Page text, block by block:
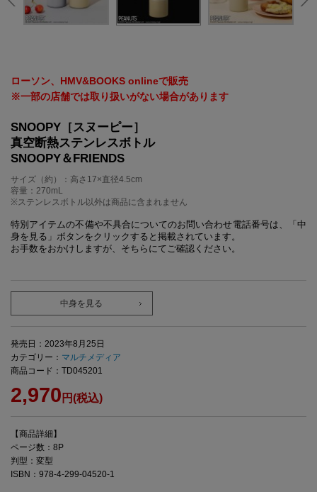
ローソン、HMV&BOOKS onlineで販売
※一部の店舗では取り扱いがない場合があります
SNOOPY［スヌーピー］
真空断熱ステンレスボトル
SNOOPY＆FRIENDS
サイズ（約）：高さ17×直径4.5cm
容量：270mL
※ステンレスボトル以外は商品に含まれません
特別アイテムの不備や不具合についてのお問い合わせ電話番号は、「中
身を見る」ボタンをクリックすると掲載されています。
お手数をおかけしますが、そちらにてご確認ください。
中身を見る
発売日：2023年8月25日
カテゴリー： マルチメディア
商品コード：TD045201
2,970 円(税込)
【商品詳細】
ページ数：8P
判型：変型
ISBN：978-4-299-04520-1